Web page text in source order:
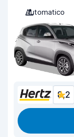
Automatico
8,2